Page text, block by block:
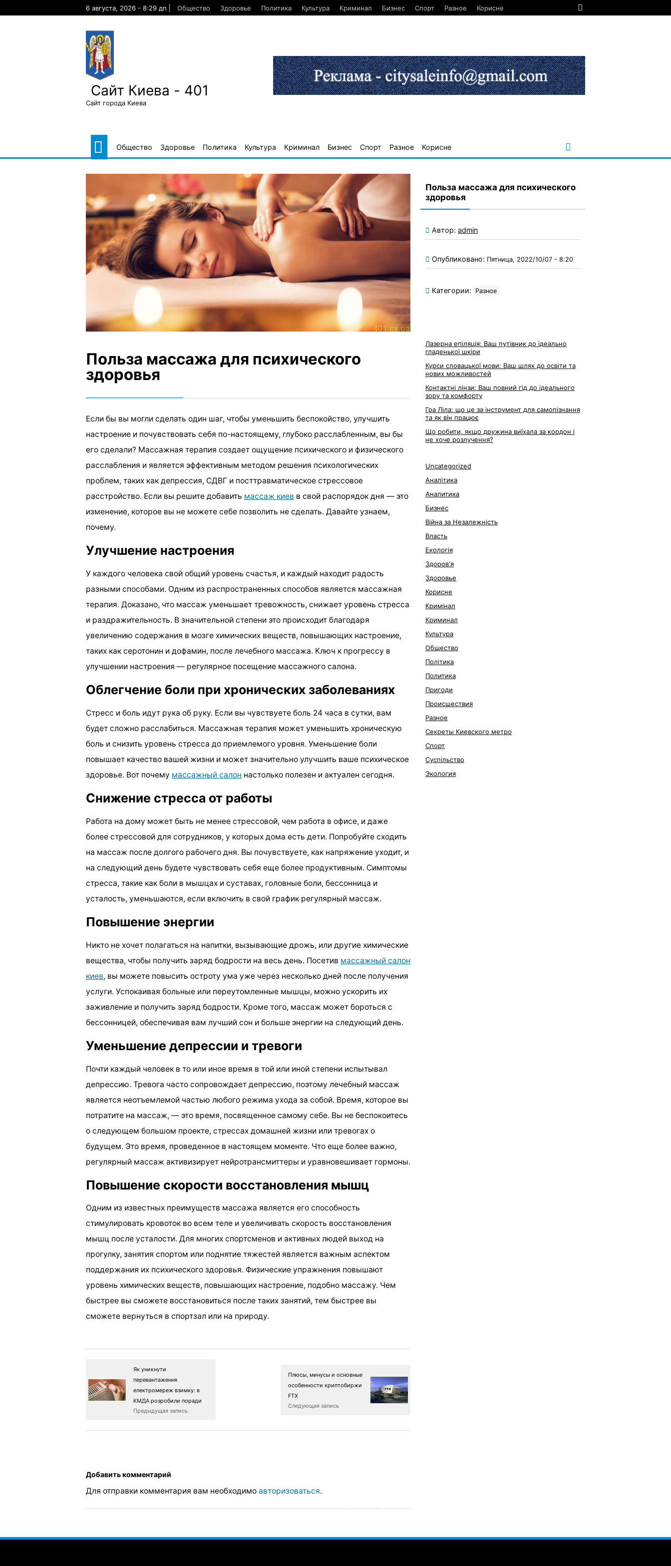
6 августа, 2026 - 8:29 дп Общество Здоровье Политика Культура Криминал Бизнес Спорт Разное Корисне
Сайт Киева - 401
Сайт города Киева
Общество Здоровье Политика Культура Криминал Бизнес Спорт Разное Корисне
Польза массажа для психического
здоровья
Если бы вы могли сделать один шаг, чтобы уменьшить беспокойство, улучшить
настроение и почувствовать себя по-настоящему, глубоко расслабленным, вы бы
его сделали? Массажная терапия создает ощущение психического и физического
расслабления и является эффективным методом решения психологических
проблем, таких как депрессия, СДВГ и посттравматическое стрессовое
расстройство. Если вы решите добавить массаж киев в свой распорядок дня — это
изменение, которое вы не можете себе позволить не сделать. Давайте узнаем,
почему.
Улучшение настроения
У каждого человека свой общий уровень счастья, и каждый находит радость
разными способами. Одним из распространенных способов является массажная
терапия. Доказано, что массаж уменьшает тревожность, снижает уровень стресса
и раздражительность. В значительной степени это происходит благодаря
увеличению содержания в мозге химических веществ, повышающих настроение,
таких как серотонин и дофамин, после лечебного массажа. Ключ к прогрессу в
улучшении настроения — регулярное посещение массажного салона.
Облегчение боли при хронических заболеваниях
Стресс и боль идут рука об руку. Если вы чувствуете боль 24 часа в сутки, вам
будет сложно расслабиться. Массажная терапия может уменьшить хроническую
боль и снизить уровень стресса до приемлемого уровня. Уменьшение боли
повышает качество вашей жизни и может значительно улучшить ваше психическое
здоровье. Вот почему массажный салон настолько полезен и актуален сегодня.
Снижение стресса от работы
Работа на дому может быть не менее стрессовой, чем работа в офисе, и даже
более стрессовой для сотрудников, у которых дома есть дети. Попробуйте сходить
на массаж после долгого рабочего дня. Вы почувствуете, как напряжение уходит, и
на следующий день будете чувствовать себя еще более продуктивным. Симптомы
стресса, такие как боли в мышцах и суставах, головные боли, бессонница и
усталость, уменьшаются, если включить в свой график регулярный массаж.
Повышение энергии
Никто не хочет полагаться на напитки, вызывающие дрожь, или другие химические
вещества, чтобы получить заряд бодрости на весь день. Посетив массажный салон
киев, вы можете повысить остроту ума уже через несколько дней после получения
услуги. Успокаивая больные или переутомленные мышцы, можно ускорить их
заживление и получить заряд бодрости. Кроме того, массаж может бороться с
бессонницей, обеспечивая вам лучший сон и больше энергии на следующий день.
Уменьшение депрессии и тревоги
Почти каждый человек в то или иное время в той или иной степени испытывал
депрессию. Тревога часто сопровождает депрессию, поэтому лечебный массаж
является неотъемлемой частью любого режима ухода за собой. Время, которое вы
потратите на массаж, — это время, посвященное самому себе. Вы не беспокоитесь
о следующем большом проекте, стрессах домашней жизни или тревогах о
будущем. Это время, проведенное в настоящем моменте. Что еще более важно,
регулярный массаж активизирует нейротрансмиттеры и уравновешивает гормоны.
Повышение скорости восстановления мышц
Одним из известных преимуществ массажа является его способность
стимулировать кровоток во всем теле и увеличивать скорость восстановления
мышц после усталости. Для многих спортсменов и активных людей выход на
прогулку, занятия спортом или поднятие тяжестей является важным аспектом
поддержания их психического здоровья. Физические упражнения повышают
уровень химических веществ, повышающих настроение, подобно массажу. Чем
быстрее вы сможете восстановиться после таких занятий, тем быстрее вы
сможете вернуться в спортзал или на природу.
Як уникнути
перевантаження
електромереж взимку: в
КМДА розробили поради
Предыдущая запись
Плюсы, минусы и основные
особенности криптобиржи
FTX
Следующая запись
Добавить комментарий
Для отправки комментария вам необходимо авторизоваться.
Польза массажа для психического
здоровья
Автор: admin
Опубликовано: Пятница, 2022/10/07 - 8:20
Категории: Разное
Лазерна епіляція: Ваш путівник до ідеально
гладенької шкіри
Курси словацької мови: Ваш шлях до освіти та
нових можливостей
Контактні лінзи: Ваш повний гід до ідеального
зору та комфорту
Гра Ліла: що це за інструмент для самопізнання
та як він працює
Що робити, якщо дружина виїхала за кордон і
не хоче розлучення?
Uncategorized
Аналітика
Аналитика
Бизнес
Війна за Незалежність
Власть
Екологія
Здоров'я
Здоровье
Корисне
Кримінал
Криминал
Культура
Общество
Політика
Политика
Пригоди
Происшествия
Разное
Секреты Киевского метро
Спорт
Суспільство
Экология